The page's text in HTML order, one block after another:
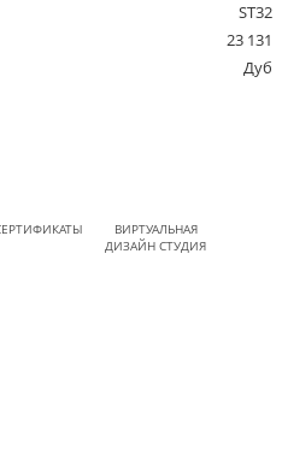
ST32
23 131
Дуб
ВИРТУАЛЬНАЯ
ДИЗАЙН СТУДИЯ